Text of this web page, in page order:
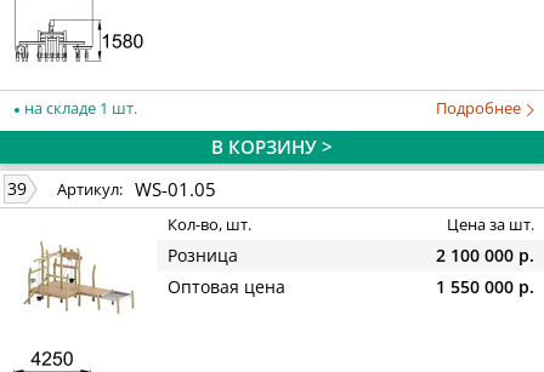
на складе 1 шт. Подробнее
В КОРЗИНУ >
39 Артикул: WS-01.05
Кол-во, шт. Цена за шт.
Розница
2 100 000 р.
Оптовая цена
1 550 000 р.